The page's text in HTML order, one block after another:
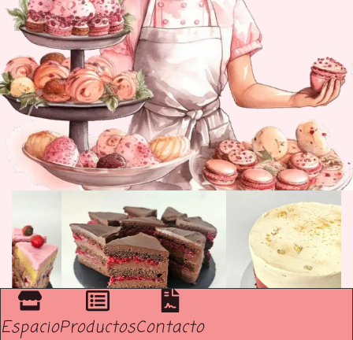
EspacioProductosContacto